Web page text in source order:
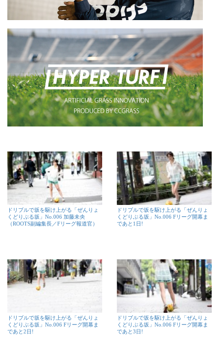
ドリブルで坂を駆け上がる「ぜんりょ
くどりぶる坂」No.006 加藤未央
（ROOTS副編集長／Fリーグ報道官）
ドリブルで坂を駆け上がる「ぜんりょ
くどりぶる坂」No.006 Fリーグ開幕ま
であと1日!
ドリブルで坂を駆け上がる「ぜんりょ
くどりぶる坂」No.006 Fリーグ開幕ま
であと2日!
ドリブルで坂を駆け上がる「ぜんりょ
くどりぶる坂」No.006 Fリーグ開幕ま
であと3日!